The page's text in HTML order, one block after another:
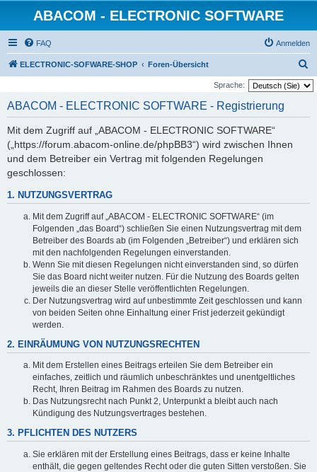
ABACOM - ELECTRONIC SOFTWARE
FAQ Anmelden
ELECTRONIC-SOFWARE-SHOP Foren-Übersicht
u
Sprache:
ABACOM - ELECTRONIC SOFTWARE - Registrierung
Mit dem Zugriff auf „ABACOM - ELECTRONIC SOFTWARE“
(„https://forum.abacom-online.de/phpBB3“) wird zwischen Ihnen
und dem Betreiber ein Vertrag mit folgenden Regelungen
geschlossen:
1. NUTZUNGSVERTRAG
Mit dem Zugriff auf „ABACOM - ELECTRONIC SOFTWARE“ (im
Folgenden „das Board“) schließen Sie einen Nutzungsvertrag mit dem
Betreiber des Boards ab (im Folgenden „Betreiber“) und erklären sich
mit den nachfolgenden Regelungen einverstanden.
Wenn Sie mit diesen Regelungen nicht einverstanden sind, so dürfen
Sie das Board nicht weiter nutzen. Für die Nutzung des Boards gelten
jeweils die an dieser Stelle veröffentlichten Regelungen.
Der Nutzungsvertrag wird auf unbestimmte Zeit geschlossen und kann
von beiden Seiten ohne Einhaltung einer Frist jederzeit gekündigt
werden.
2. EINRÄUMUNG VON NUTZUNGSRECHTEN
Mit dem Erstellen eines Beitrags erteilen Sie dem Betreiber ein
einfaches, zeitlich und räumlich unbeschränktes und unentgeltliches
Recht, Ihren Beitrag im Rahmen des Boards zu nutzen.
Das Nutzungsrecht nach Punkt 2, Unterpunkt a bleibt auch nach
Kündigung des Nutzungsvertrages bestehen.
3. PFLICHTEN DES NUTZERS
Sie erklären mit der Erstellung eines Beitrags, dass er keine Inhalte
enthält, die gegen geltendes Recht oder die guten Sitten verstoßen. Sie